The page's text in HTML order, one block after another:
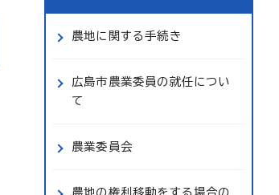
農地に関する手続き
広島市農業委員の就任につい
て
農業委員会
農地の権利移動をする場合の